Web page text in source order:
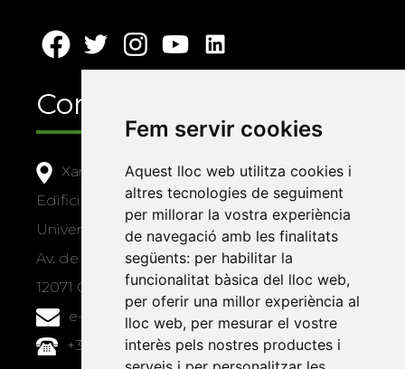
Fem servir cookies
Aquest lloc web utilitza cookies i
altres tecnologies de seguiment
per millorar la vostra experiència
de navegació amb les finalitats
següents: per habilitar la
funcionalitat bàsica del lloc web,
per oferir una millor experiència al
lloc web, per mesurar el vostre
interès pels nostres productes i
Contacte
Xarxa Vives d'Universitats
Edifici Àgora
Universitat Jaume I, local 10
Av. de Vicent Sos Baynat, s/n
12071 Castelló de la Plana
e-buc@vives.org
+34 964 72 89 93